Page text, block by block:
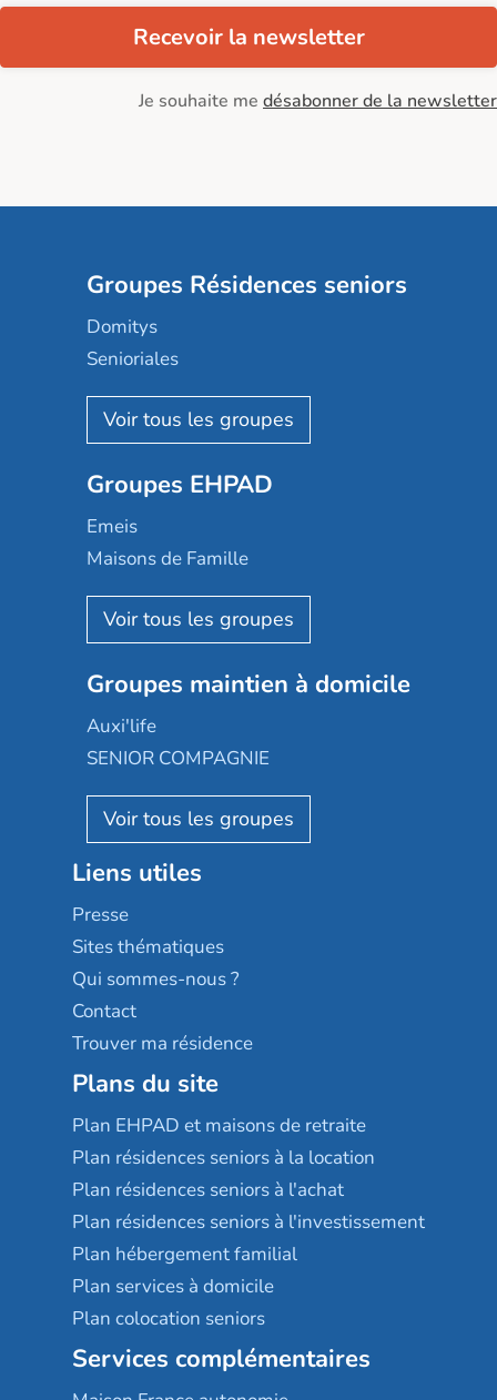
Recevoir la newsletter
Je souhaite me désabonner de la newsletter
Groupes Résidences seniors
Domitys
Senioriales
Nohée
Les Résidentiels
Mobicap
Domusvi
Happy Senior
Aquarelia
Nexity edenea
Les jardins d'Arcadie
Occitalia
Appartseniors
Reseda
Stella management
Les villages d'or
Sérénys
Résidences services Villa Médicis
Groupes EHPAD
Emeis
Maisons de Famille
Korian
Emera
Groupe SOS
Le Noble Âge
Almage
Résidalya
Groupe aplus
Groupes maintien à domicile
Auxi'life
SENIOR COMPAGNIE
AGE D'OR Services
Liens utiles
Presse
Sites thématiques
Qui sommes-nous ?
Contact
Trouver ma résidence
Plans du site
Plan EHPAD et maisons de retraite
Plan résidences seniors à la location
Plan résidences seniors à l'achat
Plan résidences seniors à l'investissement
Plan hébergement familial
Plan services à domicile
Plan colocation seniors
Services complémentaires